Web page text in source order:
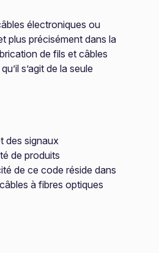
électroniques ou
plus précisément dans la
de fils et câbles
s’agit de la seule
des signaux
de produits
de ce code réside dans
à fibres optiques